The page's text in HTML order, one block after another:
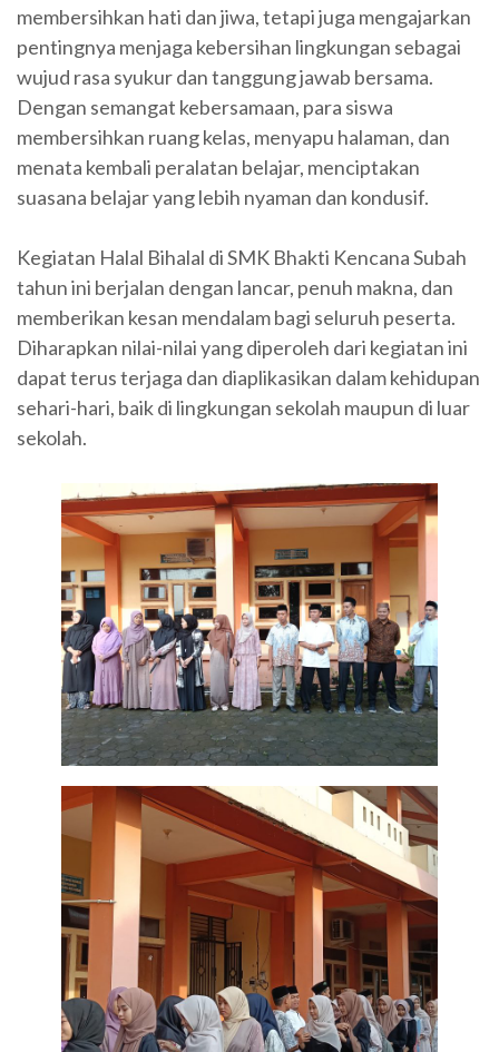
membersihkan hati dan jiwa, tetapi juga mengajarkan
pentingnya menjaga kebersihan lingkungan sebagai
wujud rasa syukur dan tanggung jawab bersama.
Dengan semangat kebersamaan, para siswa
membersihkan ruang kelas, menyapu halaman, dan
menata kembali peralatan belajar, menciptakan
suasana belajar yang lebih nyaman dan kondusif.
Kegiatan Halal Bihalal di SMK Bhakti Kencana Subah
tahun ini berjalan dengan lancar, penuh makna, dan
memberikan kesan mendalam bagi seluruh peserta.
Diharapkan nilai-nilai yang diperoleh dari kegiatan ini
dapat terus terjaga dan diaplikasikan dalam kehidupan
sehari-hari, baik di lingkungan sekolah maupun di luar
sekolah.